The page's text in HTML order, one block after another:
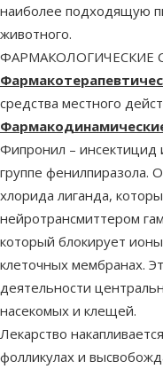
наиболее подходящую
животного.
ФАРМАКОЛОГИЧЕСКИЕ
средства местного
Фипронил –
группе фенилпиразола.
хлорида лиганда,
нейротрансмиттером
который блокирует
клеточных мембранах.
деятельности
насекомых и клещей.
Лекарство
фолликулах и